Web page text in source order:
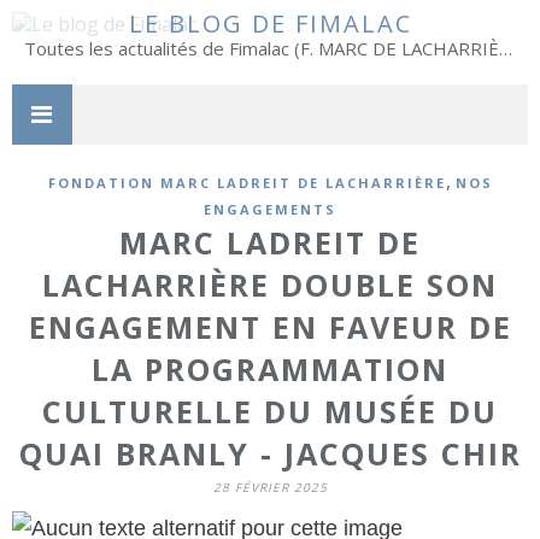
LE BLOG DE FIMALAC
Toutes les actualités de Fimalac (F. MARC DE LACHARRIÈRE)
FONDATION MARC LADREIT DE LACHARRIÈRE , NOS
ENGAGEMENTS
MARC LADREIT DE
LACHARRIÈRE DOUBLE SON
ENGAGEMENT EN FAVEUR DE
LA PROGRAMMATION
CULTURELLE DU MUSÉE DU
QUAI BRANLY - JACQUES CHIR
28 FÉVRIER 2025